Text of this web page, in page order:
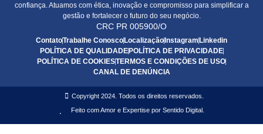
confiança. Atuamos com ética, inovação e compromisso para simplificar a
gestão e fortalecer o futuro do seu negócio.
CRC PR 005900/O
ContatoTrabalhe Conosco Localização Instagram Linkedin
POLÍTICA DE QUALIDADE POLÍTICA DE PRIVACIDADE
POLÍTICA DE COOKIESTERMOS E CONDIÇÕES DE USO
CANAL DE DENÚNCIA
Copyright 2024. Todos os direitos reservados.
Feito com Amor e Expertise por Sentido Digital.